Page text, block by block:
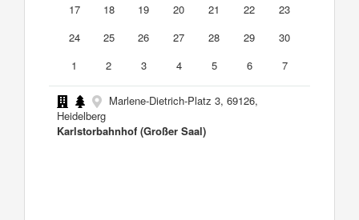
17
18 19 20 21 22
23
24
25 26 27 28 29
30
1
2 3 4 5 6 7
Marlene-Dietrich-Platz 3, 69126,
Heidelberg
Karlstorbahnhof (Großer Saal)